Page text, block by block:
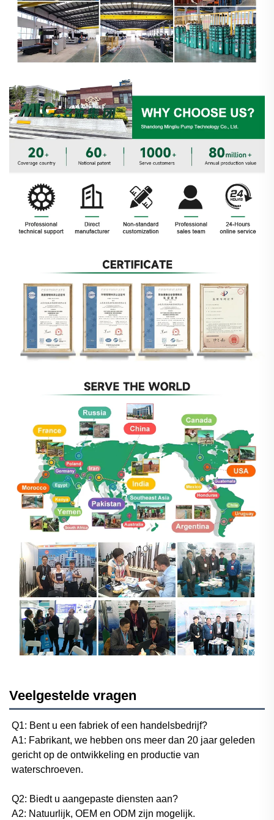
Veelgestelde vragen
Q1: Bent u een fabriek of een handelsbedrijf?
A1: Fabrikant, we hebben ons meer dan 20 jaar geleden
gericht op de ontwikkeling en productie van
waterschroeven.
Q2: Biedt u aangepaste diensten aan?
A2: Natuurlijk, OEM en ODM zijn mogelijk.